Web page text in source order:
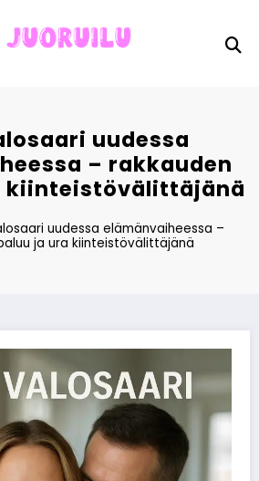
uudessa
– rakkauden
kiinteistövälittäjänä
uudessa elämänvaiheessa –
ja ura kiinteistövälittäjänä